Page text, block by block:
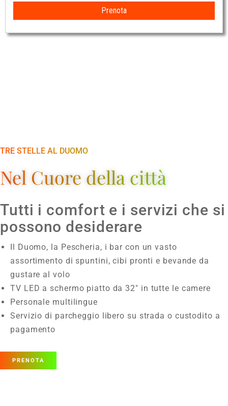
Prenota
TRE STELLE AL DUOMO
Nel Cuore della città
Tutti i comfort e i servizi che si
possono desiderare
Il Duomo, la Pescheria, i bar con un vasto
assortimento di spuntini, cibi pronti e bevande da
gustare al volo
TV LED a schermo piatto da 32″ in tutte le camere
Personale multilingue
Servizio di parcheggio libero su strada o custodito a
pagamento
PRENOTA